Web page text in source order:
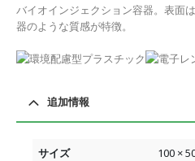
バイオインジェクション容器。表面
器のような質感が特徴。
追加情報
サイズ
100 ×